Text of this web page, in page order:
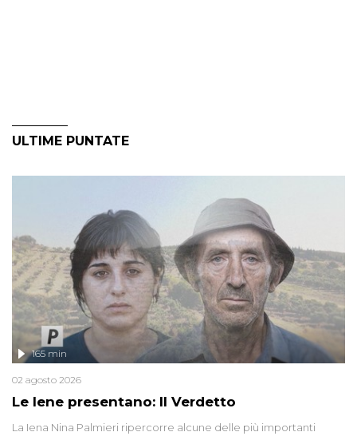
ULTIME PUNTATE
Le Iene presentano: Il Verdetto
165 min
02 agosto 2026
La Iena Nina Palmieri ripercorre alcune delle più importanti